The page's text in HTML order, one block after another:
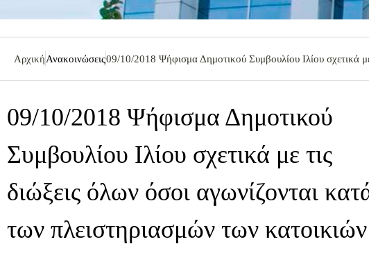
ΑρχικήΑνακοινώσεις09/10/2018 Ψήφισμα Δημοτικού Συμβουλίου Ιλίου σχετικά
09/10/2018 Ψήφισμα Δημοτικού
Συμβουλίου Ιλίου σχετικά με τις
διώξεις όλων όσοι αγωνίζονται
των πλειστηριασμών των κατοικιών